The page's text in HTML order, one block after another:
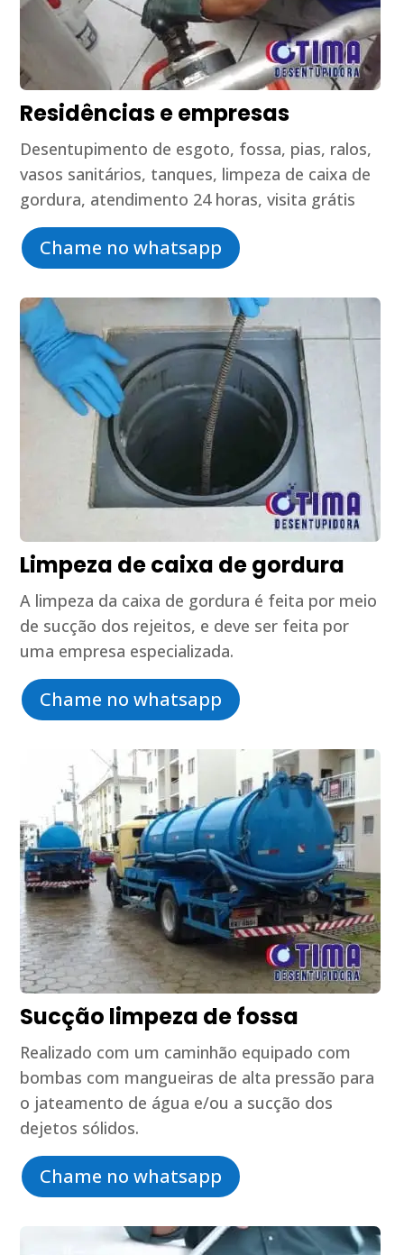
Residências e empresas
Desentupimento de esgoto, fossa, pias, ralos,
vasos sanitários, tanques, limpeza de caixa de
gordura, atendimento 24 horas, visita grátis
Chame no whatsapp
Limpeza de caixa de gordura
A limpeza da caixa de gordura é feita por meio
de sucção dos rejeitos, e deve ser feita por
uma empresa especializada.
Chame no whatsapp
Sucção limpeza de fossa
Realizado com um caminhão equipado com
bombas com mangueiras de alta pressão para
o jateamento de água e/ou a sucção dos
dejetos sólidos.
Chame no whatsapp